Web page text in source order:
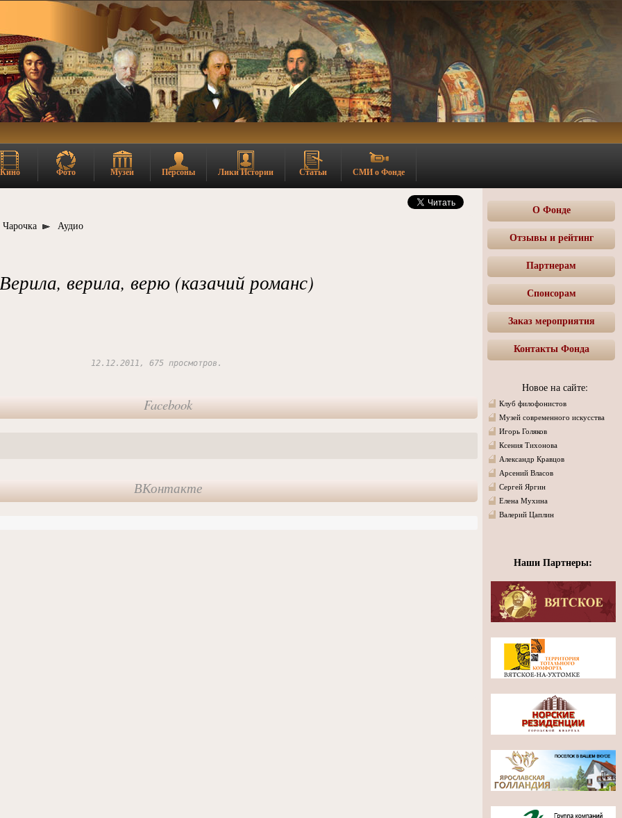
Кино Фото Музеи Персоны Лики Истории Статьи СМИ о Фонде
Чарочка Аудио
Верила, верила, верю (казачий романс)
12.12.2011, 675 просмотров.
Facebook
ВКонтакте
О Фонде
Отзывы и рейтинг
Партнерам
Спонсорам
Заказ мероприятия
Контакты Фонда
Новое на сайте:
Клуб филофонистов
Музей современного искусства
Игорь Голяков
Ксения Тихонова
Александр Кравцов
Арсений Власов
Сергей Яргин
Елена Мухина
Валерий Цаплин
Наши Партнеры: